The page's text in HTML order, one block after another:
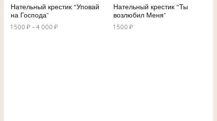
Нательный крестик “Уповай
на Господа”
1 500 ₽ –4 000 ₽
Нательный крестик “Ты
возлюбил Меня”
1 500 ₽